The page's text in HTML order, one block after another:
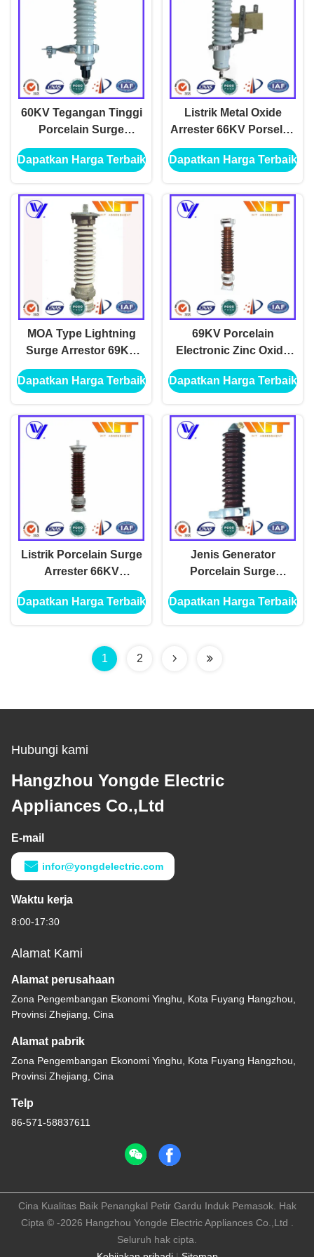
60KV Tegangan Tinggi
Porcelain Surge
Arrester untuk Trafo
Listrik
Dapatkan Harga Terbaik
Listrik Metal Oxide
Arrester 66KV Porselen
Keramik tanpa Celah
Dapatkan Harga Terbaik
MOA Type Lightning
Surge Arrestor 69KV
10KA Outdoor
Porcelain Arrester
Distribusi
Dapatkan Harga Terbaik
69KV Porcelain
Electronic Zinc Oxide
Lightning Arrester
Dengan Struktur
Dapatkan Harga Terbaik
Listrik Porcelain Surge
Arrester 66KV
Perangkat
Perlindungan Tegangan
Dapatkan Harga Terbaik
Jenis Generator
Porcelain Surge
Arrester Single Phase
Arrestor untuk Saluran
Dapatkan Harga Terbaik
1 2
Hubungi kami
Hangzhou Yongde Electric
Appliances Co.,Ltd
E-mail
infor@yongdelectric.com
Waktu kerja
8:00-17:30
Alamat Kami
Alamat perusahaan
Zona Pengembangan Ekonomi Yinghu, Kota Fuyang Hangzhou,
Provinsi Zhejiang, Cina
Alamat pabrik
Zona Pengembangan Ekonomi Yinghu, Kota Fuyang Hangzhou,
Provinsi Zhejiang, Cina
Telp
86-571-58837611
Cina Kualitas Baik Penangkal Petir Gardu Induk Pemasok. Hak
Cipta © -2026 Hangzhou Yongde Electric Appliances Co.,Ltd .
Seluruh hak cipta.